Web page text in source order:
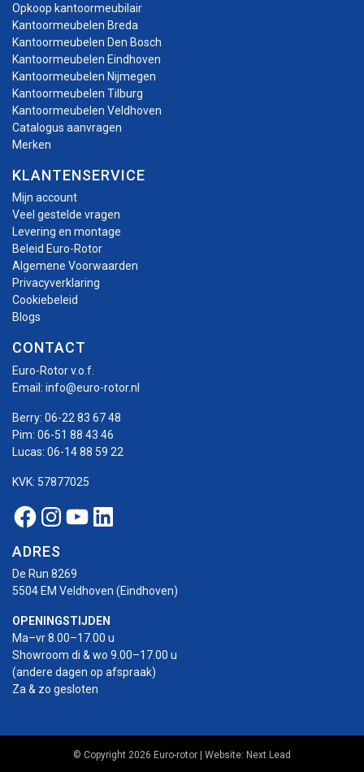
Opkoop kantoormeubilair
Kantoormeubelen Breda
Kantoormeubelen Den Bosch
Kantoormeubelen Eindhoven
Kantoormeubelen Nijmegen
Kantoormeubelen Tilburg
Kantoormeubelen Veldhoven
Catalogus aanvragen
Merken
KLANTENSERVICE
Mijn account
Veel gestelde vragen
Levering en montage
Beleid Euro-Rotor
Algemene Voorwaarden
Privacyverklaring
Cookiebeleid
Blogs
CONTACT
Euro-Rotor v.o.f.
Email: info@euro-rotor.nl
Berry: 06-22 83 67 48
Pim: 06-51 88 43 46
Lucas: 06-14 88 59 22
KVK: 57877025
Facebook Euro-rotor
Instagram Euro-rotor
Youtube Euro-rotor
Linkedin Euro-rotor
ADRES
De Run 8269
5504 EM Veldhoven (Eindhoven)
OPENINGSTIJDEN
Ma–vr 8.00–17.00 u
Showroom di & wo 9.00–17.00 u
(andere dagen op afspraak)
Za & zo gesloten
© Copyright 2026 Euro-rotor | Website: Next Lead